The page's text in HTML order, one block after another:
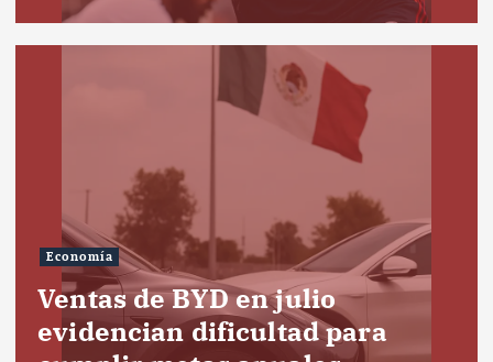
Economía
Ventas de BYD en julio
evidencian dificultad para